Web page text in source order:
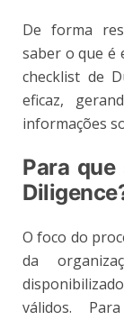
De forma
saber o que é
checklist de
eficaz,
informações
Para
O foco do
da
válidos.